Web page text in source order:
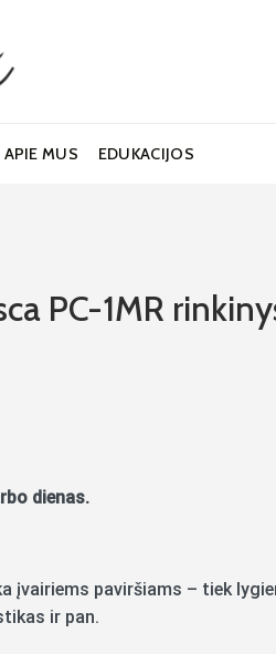
APIE MUS EDUKACIJOS
PC-1MR
dienas.
įvairiems paviršiams – tiek
ir pan.